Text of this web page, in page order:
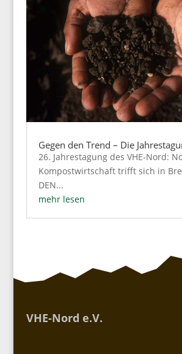
Gegen den Trend – Die
26. Jahrestagung des VHE-Nord:
Kompostwirtschaft trifft sich in
DEN...
mehr lesen
VHE-Nord e.V.